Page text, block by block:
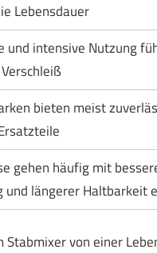
Lebensdauer
und intensive Nutzung
bieten meist
gehen häufig mit
und längerer Haltbarkeit
von einer